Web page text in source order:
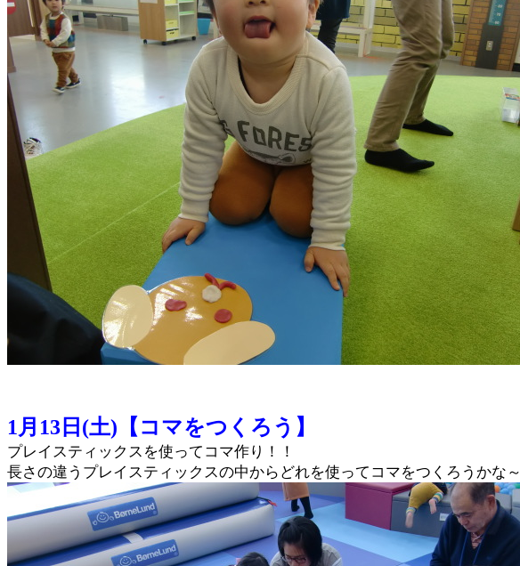
1月13日(土)【コマをつくろう】
プレイスティックスを使ってコマ作り！！
長さの違うプレイスティックスの中からどれを使ってコマをつくろうかな～